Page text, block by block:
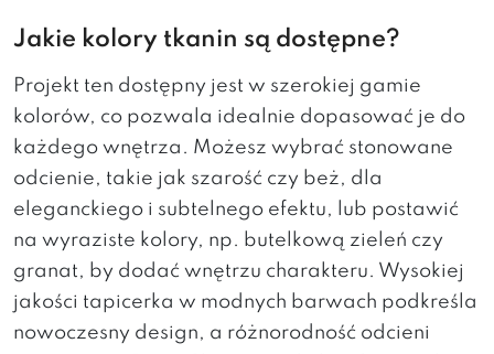
Jakie kolory tkanin są dostępne?
Projekt ten dostępny jest w szerokiej gamie
kolorów, co pozwala idealnie dopasować je do
każdego wnętrza. Możesz wybrać stonowane
odcienie, takie jak szarość czy beż, dla
eleganckiego i subtelnego efektu, lub postawić
na wyraziste kolory, np. butelkową zieleń czy
granat, by dodać wnętrzu charakteru. Wysokiej
jakości tapicerka w modnych barwach podkreśla
nowoczesny design, a różnorodność odcieni